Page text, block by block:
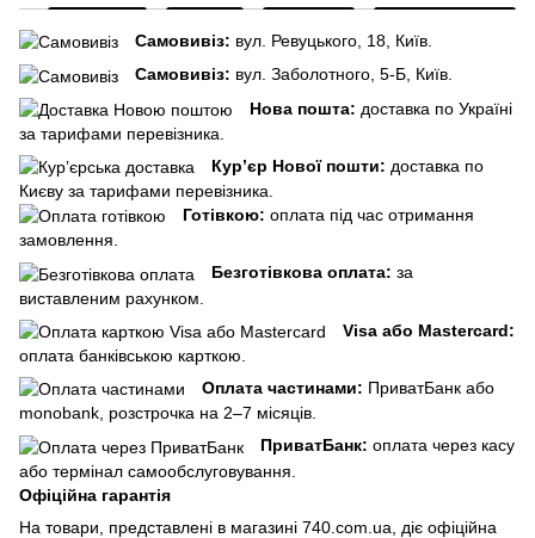
Самовивіз: вул. Ревуцького, 18, Київ.
Самовивіз: вул. Заболотного, 5-Б, Київ.
Нова пошта: доставка по Україні
за тарифами перевізника.
Кур’єр Нової пошти: доставка по
Києву за тарифами перевізника.
Готівкою: оплата під час отримання
замовлення.
Безготівкова оплата: за
виставленим рахунком.
Visa або Mastercard:
оплата банківською карткою.
Оплата частинами: ПриватБанк або
monobank, розстрочка на 2–7 місяців.
ПриватБанк: оплата через касу
або термінал самообслуговування.
Офіційна гарантія
На товари, представлені в магазині 740.com.ua, діє офіційна